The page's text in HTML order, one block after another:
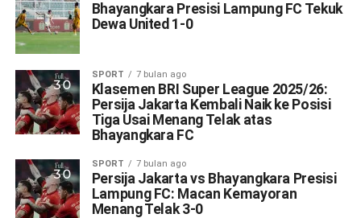
Bhayangkara Presisi Lampung FC Tekuk
Dewa United 1-0
SPORT 7 bulan ago
Klasemen BRI Super League 2025/26:
Persija Jakarta Kembali Naik ke Posisi
Tiga Usai Menang Telak atas
Bhayangkara FC
SPORT 7 bulan ago
Persija Jakarta vs Bhayangkara Presisi
Lampung FC: Macan Kemayoran
Menang Telak 3-0